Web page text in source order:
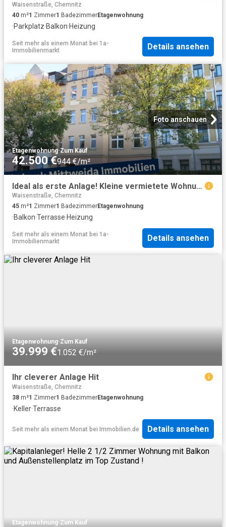
Waisenstraße, Chemnitz
40 m²1 Zimmer1 BadezimmerEtagenwohnung
·Parkplatz·Balkon·Heizung
Seit mehr als einem Monat bei 1a-
Immobilienmarkt
Details ansehen
Foto anschauen
Etagenwohnung·Zum Kauf
42.500 €944 €/m²
Ideal als erste Anlage! Kleine vermietete Wohnung mit Potential in Schloßchemnitz!
Waisenstraße, Chemnitz
45 m²1 Zimmer1 BadezimmerEtagenwohnung
·Balkon·Terrasse·Heizung
Seit mehr als einem Monat bei 1a-
Immobilienmarkt
Details ansehen
Etagenwohnung·Zum Kauf
39.999 €1.052 €/m²
Ihr cleverer Anlage Hit
Waisenstraße, Chemnitz
38 m²1 Zimmer1 BadezimmerEtagenwohnung
·Keller·Terrasse
Seit mehr als einem Monat bei Immobilien.de Details ansehen
Etagenwohnung·Zum Kauf